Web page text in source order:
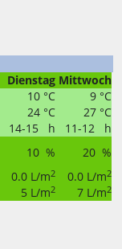
Dienstag Mittwoch
10 °C
9 °C
24 °C
27 °C
14-15 h
11-12 h
10 %
20 %
0.0 L/m2 0.0 L/m2
5 L/m2 7 L/m2